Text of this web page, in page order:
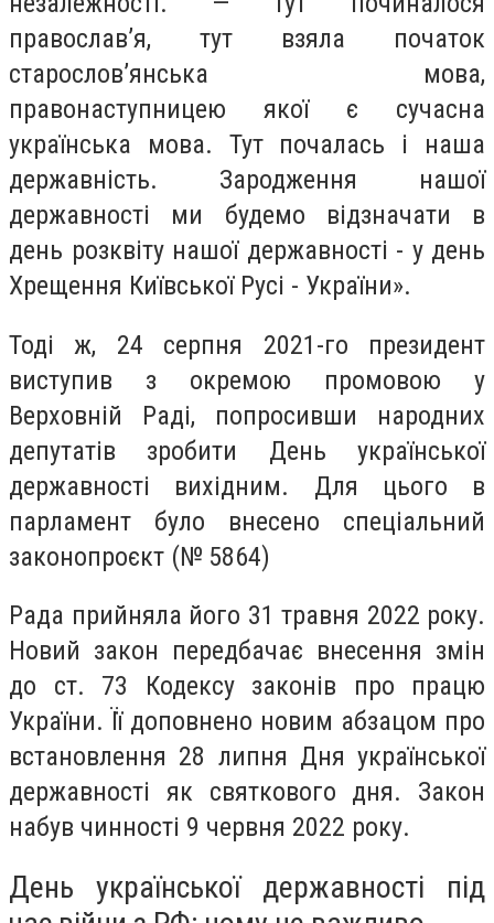
православ’я, тут взяла початок
старослов’янська мова,
правонаступницею якої є сучасна
українська мова. Тут почалась і наша
державність. Зародження нашої
державності ми будемо відзначати в
день розквіту нашої державності - у день
Хрещення Київської Русі - України».
Тоді ж, 24 серпня 2021-го президент
виступив з окремою промовою у
Верховній Раді, попросивши народних
депутатів зробити День української
державності вихідним. Для цього в
парламент було внесено спеціальний
законопроєкт (№ 5864)
Рада прийняла його 31 травня 2022 року.
Новий закон передбачає внесення змін
до ст. 73 Кодексу законів про працю
України. Її доповнено новим абзацом про
встановлення 28 липня Дня української
державності як святкового дня. Закон
набув чинності 9 червня 2022 року.
День української державності під